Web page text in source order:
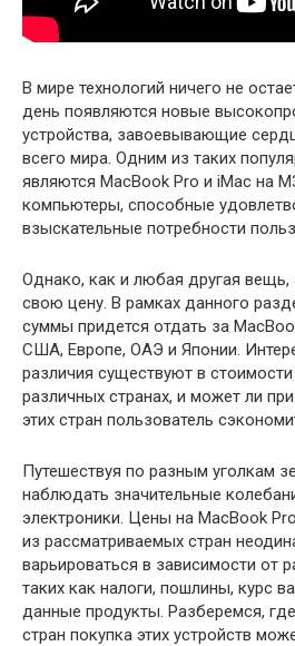
В мире технологий ничего не
день появляются новые
устройства, завоевывающие
всего мира. Одним из таких
являются MacBook Pro и iMac на
компьютеры, способные
взыскательные потребности
Однако, как и любая другая вещь,
свою цену. В рамках данного
суммы придется отдать за
США, Европе, ОАЭ и Японии.
различия существуют в стоимости
различных странах, и может ли
этих стран пользователь
Путешествуя по разным уголкам
наблюдать значительные
электроники. Цены на MacBook
из рассматриваемых стран
варьироваться в зависимости от
таких как налоги, пошлины, курс
данные продукты. Разберемся,
стран покупка этих устройств